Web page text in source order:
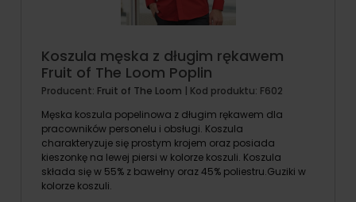
Koszula męska z długim rękawem
Fruit of The Loom Poplin
Producent: Fruit of The Loom | Kod produktu: F602
Męska koszula popelinowa z długim rękawem dla
pracowników personelu i obsługi. Koszula
charakteryzuje się prostym krojem oraz posiada
kieszonkę na lewej piersi w kolorze koszuli. Koszula
składa się w 55% z bawełny oraz 45% poliestru.Guziki w
kolorze koszuli.